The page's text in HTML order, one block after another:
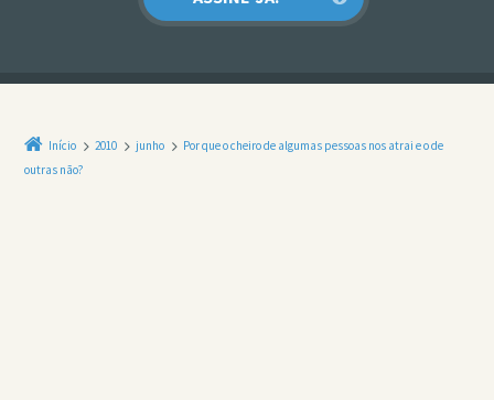
Início 2010 junho
Por que o cheiro de algumas pessoas nos atrai e o de
outras não?